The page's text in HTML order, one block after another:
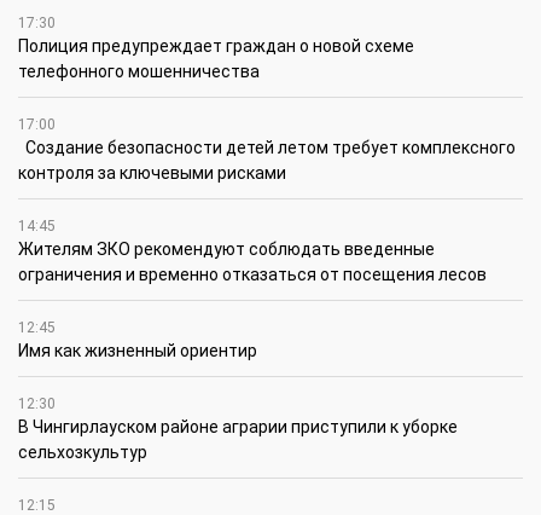
17:30
Полиция предупреждает граждан о новой схеме
телефонного мошенничества
17:00
Создание безопасности детей летом требует комплексного
контроля за ключевыми рисками
14:45
Жителям ЗКО рекомендуют соблюдать введенные
ограничения и временно отказаться от посещения лесов
12:45
Имя как жизненный ориентир
12:30
В Чингирлауском районе аграрии приступили к уборке
сельхозкультур
12:15